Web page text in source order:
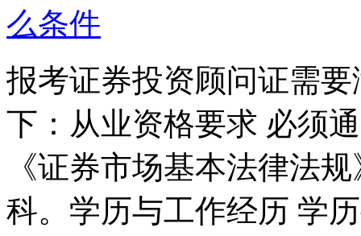
报考证券投资顾问证需
下：从业资格要求 必须
《证券市场基本法律法
科。学历与工作经历 学